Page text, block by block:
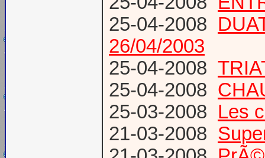
25-04-2008
26/04/2003
25-04-2008
25-04-2008
25-03-2008 Les
21-03-2008